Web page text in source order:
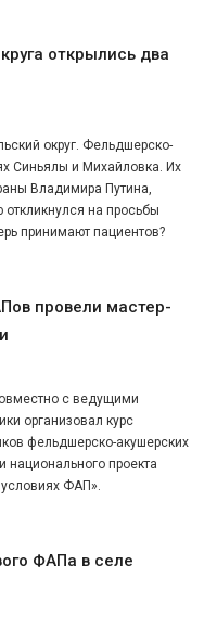
открылись два
округ. Фельдшерско-
Синьялы и Михайловка. Их
Владимира Путина,
на просьбы
принимают пациентов?
провели мастер-
с ведущими
организовал курс
фельдшерско-акушерских
проекта
ФАП».
ФАПа в селе